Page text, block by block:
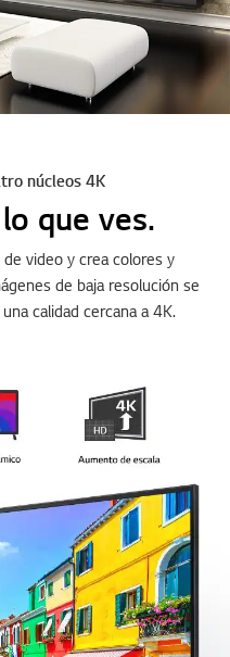
núcleos 4K
que ves.
video y crea colores y
de baja resolución se
calidad cercana a 4K.